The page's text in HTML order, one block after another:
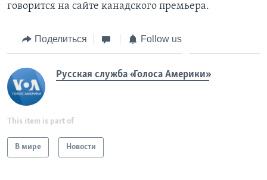
говорится на сайте канадского премьера.
Поделиться Follow us
Русская служба «Голоса Америки»
This item is part of
В мире Новости